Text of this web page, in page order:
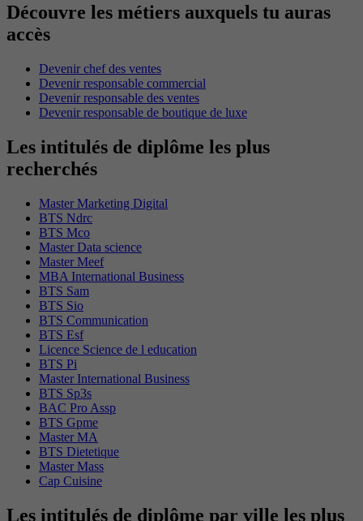
Découvre les métiers auxquels tu auras
accès
Devenir chef des ventes
Devenir responsable commercial
Devenir responsable des ventes
Devenir responsable de boutique de luxe
Les intitulés de diplôme les plus
recherchés
Master Marketing Digital
BTS Ndrc
BTS Mco
Master Data science
Master Meef
MBA International Business
BTS Sam
BTS Sio
BTS Communication
BTS Esf
Licence Science de l education
BTS Pi
Master International Business
BTS Sp3s
BAC Pro Assp
BTS Gpme
Master MA
BTS Dietetique
Master Mass
Cap Cuisine
Les intitulés de diplôme par ville les plus